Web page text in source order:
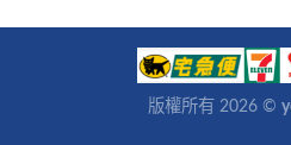
版權所有 2026 ©